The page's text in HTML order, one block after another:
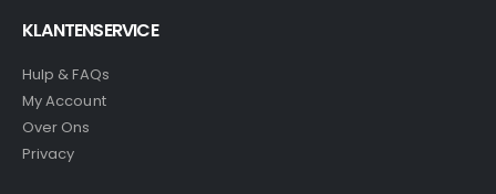
KLANTENSERVICE
Hulp & FAQs
My Account
Over Ons
Privacy